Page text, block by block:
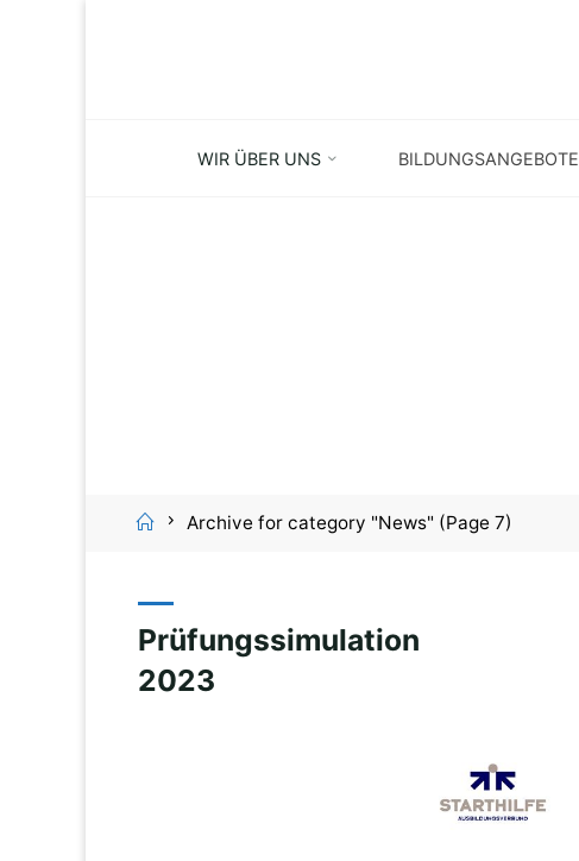
WIR ÜBER UNS BILDUNGSANGEBOTE
HomeArchive for category "News" (Page 7)
Prüfungssimulation
2023